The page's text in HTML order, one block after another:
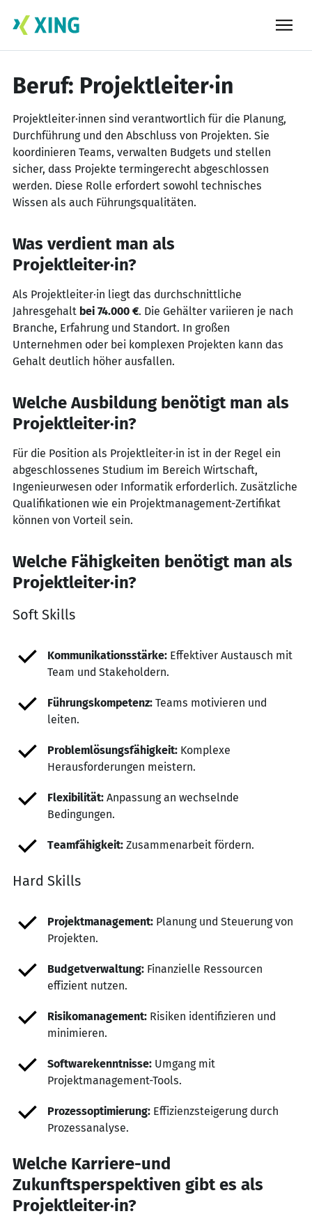
Beruf: Projektleiter·in
Projektleiter·innen sind verantwortlich für die Planung,
Durchführung und den Abschluss von Projekten. Sie
koordinieren Teams, verwalten Budgets und stellen
sicher, dass Projekte termingerecht abgeschlossen
werden. Diese Rolle erfordert sowohl technisches
Wissen als auch Führungsqualitäten.
Was verdient man als
Projektleiter·in?
Als Projektleiter·in liegt das durchschnittliche
Jahresgehalt bei 74.000 €. Die Gehälter variieren je nach
Branche, Erfahrung und Standort. In großen
Unternehmen oder bei komplexen Projekten kann das
Gehalt deutlich höher ausfallen.
Welche Ausbildung benötigt man als
Projektleiter·in?
Für die Position als Projektleiter·in ist in der Regel ein
abgeschlossenes Studium im Bereich Wirtschaft,
Ingenieurwesen oder Informatik erforderlich. Zusätzliche
Qualifikationen wie ein Projektmanagement-Zertifikat
können von Vorteil sein.
Welche Fähigkeiten benötigt man als
Projektleiter·in?
Soft Skills
Kommunikationsstärke: Effektiver Austausch mit
Team und Stakeholdern.
Führungskompetenz: Teams motivieren und
leiten.
Problemlösungsfähigkeit: Komplexe
Herausforderungen meistern.
Flexibilität: Anpassung an wechselnde
Bedingungen.
Teamfähigkeit: Zusammenarbeit fördern.
Hard Skills
Projektmanagement: Planung und Steuerung von
Projekten.
Budgetverwaltung: Finanzielle Ressourcen
effizient nutzen.
Risikomanagement: Risiken identifizieren und
minimieren.
Softwarekenntnisse: Umgang mit
Projektmanagement-Tools.
Prozessoptimierung: Effizienzsteigerung durch
Prozessanalyse.
Welche Karriere-und
Zukunftsperspektiven gibt es als
Projektleiter·in?